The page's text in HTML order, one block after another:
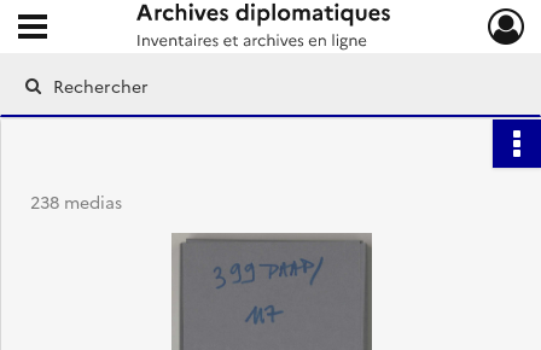
Archives diplomatiques
Ouvrir le menu déroulant
238 medias